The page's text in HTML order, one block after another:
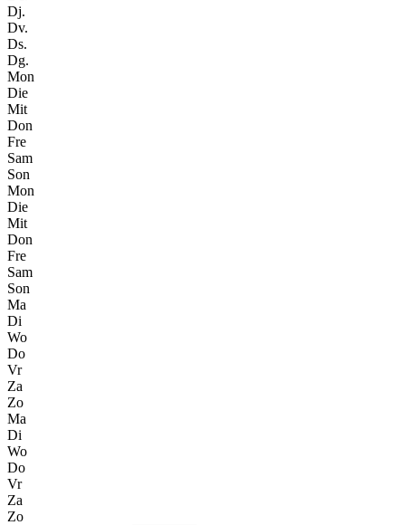
Dj.
Dv.
Ds.
Dg.
Mon
Die
Mit
Don
Fre
Sam
Son
Mon
Die
Mit
Don
Fre
Sam
Son
Ma
Di
Wo
Do
Vr
Za
Zo
Ma
Di
Wo
Do
Vr
Za
Zo